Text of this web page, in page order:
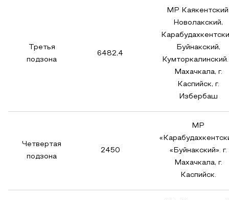
Третья
подзона
6482,4
МР
Новолакский,
Буйнакский,
Кумторкалинский.
Махачкала, г.
Каспийск, г.
Избербаш
Четвертая
подзона
2450
МР
«Буйнакский». г.
Махачкала, г.
Каспийск.